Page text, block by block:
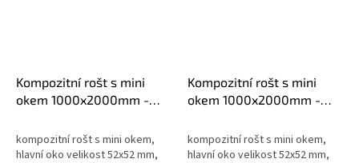
Kompozitní rošt s mini
okem 1000x2000mm -
kompozitní rošt s mini okem,
hlavní oko velikost 52x52 mm,
Kompozitní rošt s mini
okem 1000x2000mm -
kompozitní rošt s mini okem,
hlavní oko velikost 52x52 mm,